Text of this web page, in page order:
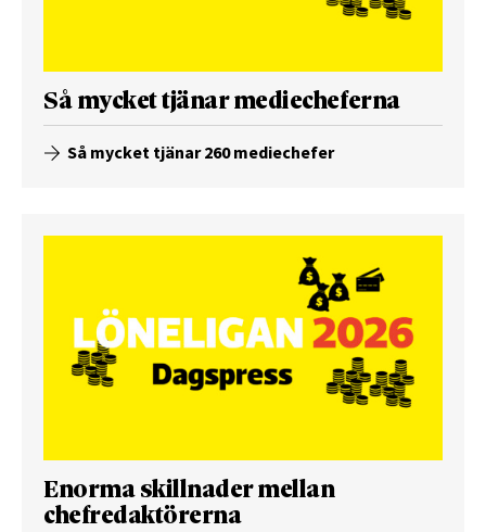
Så mycket tjänar mediecheferna
Så mycket tjänar 260 mediechefer
Enorma skillnader mellan
chefredaktörerna